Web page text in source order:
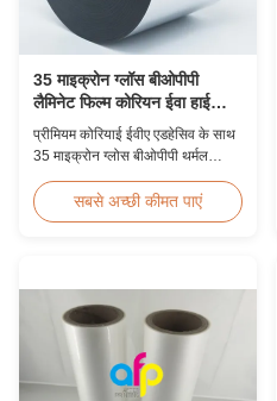
35 माइक्रोन ग्लॉस बीओपीपी
लैमिनेट फिल्म कोरियन ईवा हाई
स्पीड 60m/min
प्रीमियम कोरियाई ईवीए एडहेसिव के साथ
35 माइक्रोन ग्लोस बीओपीपी थर्मल
मीटर/मिनट लैमिनेटिंग गति, 92%
ऑप्टिकल स्पष्टता, उच्च-मात्रा वाले बुक
सबसे अच्छी कीमत पाएं